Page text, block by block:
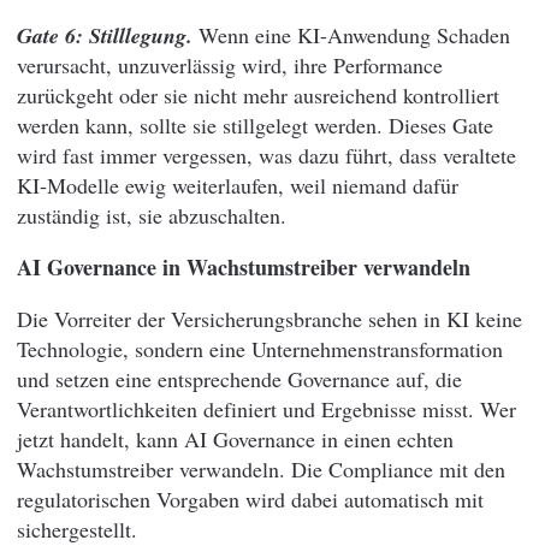
Gate 6: Stilllegung. Wenn eine KI-Anwendung Schaden
verursacht, unzuverlässig wird, ihre Performance
zurückgeht oder sie nicht mehr ausreichend kontrolliert
werden kann, sollte sie stillgelegt werden. Dieses Gate
wird fast immer vergessen, was dazu führt, dass veraltete
KI-Modelle ewig weiterlaufen, weil niemand dafür
zuständig ist, sie abzuschalten.
AI Governance in Wachstumstreiber verwandeln
Die Vorreiter der Versicherungsbranche sehen in KI keine
Technologie, sondern eine Unternehmenstransformation
und setzen eine entsprechende Governance auf, die
Verantwortlichkeiten definiert und Ergebnisse misst. Wer
jetzt handelt, kann AI Governance in einen echten
Wachstumstreiber verwandeln. Die Compliance mit den
regulatorischen Vorgaben wird dabei automatisch mit
sichergestellt.